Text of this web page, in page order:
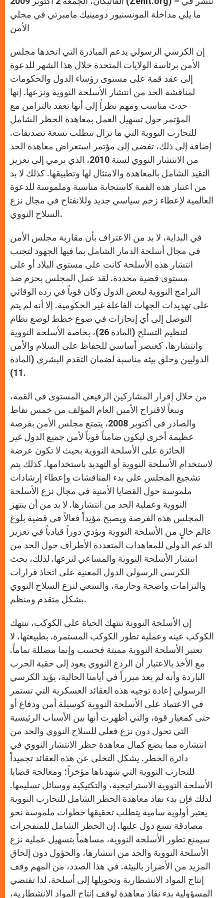
p e
r
k
ما يلي مداخلة المونسنيور دومينيك مامبرتي في مجلي
الأمن
إن الكرسي الرسولي يدعم المبادرة التي اتخذها مجلس
الأمن برئاسة الولايات المتحدة خلال هذا الشهر للدعوة
إلى عقد قمة على مستوى رؤساء الدول والحكومات
لمناقشة الحد من انتشار الأسلحة النووية ونزعها. إنها
حدث مناسب ومهم نظراً إلى أنها تعقد بالتزامن مع
المؤتمر حول تسهيل العمل بمعاهدة الحظر الشامل
للتجارب النووية التي ما تزال تتطلب تسعة تصديقات.
إضافة إلى ذلك، تفضي إلى مؤتمر استعراض معاهدة الحد
من الانتشار النووي لسنة 2010، الذي يرمي إلى تعزيز
التقيد الشامل بالمعاهدة والامتثال لها وتطبيقها. كذلك لا بد
من اعتبار هذه القمة كاستجابة مناسبة وملموسة للدعوة
العالمية لإعطاء زخم سياسي جديد وللانفتاح في مجال نزع
السلاح النووي.
في البداية، لا بد من الاعتراف بأن مقاربة مجلس الأمن
في مجال أسلحة الدمار الشامل بما فيها الجهود لتجنب
انتشار هذه الأسلحة كانت على مستوى البلاد أو على
مستوى قضية محددة. لقد عمل المجلس بحزم ضد
البرامج النووية لبعض الدول وكان قوياً في رده الوقائي
على تهديدات الجهات الفاعلة غير الحكومية. إلا أنه لم يتم
التوصل إلى أي إنجازات في صوغ خطط لوضع نظام
لتنظيم التسلح (المادة 26)، بخاصة الأسلحة النووية
وانتشارها، كعنصر أساسي للحفاظ على السلام والأمن
الدوليين وخلق بيئة مناسبة لضمان التقدم البشري (المادة
11).
من خلال إقرار المشاركين الرفيعي المستوى في القمة،
وتبعاً لاقتراح الأمين العام المؤلف من خمس نقاط
والصادر في أكتوبر 2008، يتمتع مجلس الأمن بفرصة
عظيمة أخرى ليكون ضامناً قوياً لأمن جميع الدول غير
الحائزة على الأسلحة النووية بحيث لا تكون عرضة
لاستخدام الأسلحة النووية أو التهديد باستخدامها. كذلك يتم
تشجيع المجلس على بدء المناقشات وإعطاء إرشادات
ملموسة حول القضايا الأمنية في مجال نزع الأسلحة
النووية وعملية الحد من انتشارها. لا بد من أن ينتهز
المجلس هذه الفرصة ويصبح مؤيداً فعالاً في قضية بلوغ
عالم خالٍ من الأسلحة النووية ويؤدي دوراً قيادياً في تعزيز
الدعم الدولي للمعاهدات المتعددة الأطراف حول الحد من
انتشار الأسلحة النووية والمساعي لنزعها. لذلك، يحث
الكرسي الرسولي الدول المعنية على اتخاذ قرارات
والتزامات واضحة وحازمة، والسعي لنزع السلاح النووي
بشكل متقدم ومنظم.
إن الأسلحة النووية تنتهك الحياة على الكوكب، تنتهك
الكوكب عينه وعملية تطور الكوكب المستمرة. بطبيعتها، لا
تعتبر الأسلحة النووية مميتة فحسب وإنما مضللة تماماً.
مع الأخذ بالاعتبار أن الردع النووي يعود إلى حقبة الحرب
الباردة وأنه لم يعد مبرراً في أيامنا الحالية، يؤيد الكرسي
الرسولي إعادة توجيه هذه العقائد العسكرية التي تستمر
في الاعتماد على الأسلحة النووية كوسيلة أمن ودفاع أو
حتى كمعيار قوة، والتي أظهرت أنها بين الأسباب الرئيسية
التي تحول دون نزع فعلي للسلاح النووي والحد من
انتشاره مما يضع كمال معاهدة حظر الانتشار النووي في
دائرة الخطر. يشكل التخلي عن هذه العقائد تجميداً
للتجارب النووية التي شهدناها مؤخراً؛ ومعالجة قضايا
الأسلحة النووية الاستراتيجية، والتكتيكية ووسائل تسليمها.
لذلك فإن بدء نفاذ معاهدة الحظر الشامل للتجارب النووية
يعتبر أولوية سامية يتطلب تحقيقها خطوات ملموسة نحو
مصادقة تسع دول عليها. إن الحظر الشامل للمتفجرات
سيمنع تطور الأسلحة النووية، مساهماً بتسهيل عملية نزع
الأسلحة النووية والحد من انتشارها، والحؤول دون إلحاق
المزيد من الأضرار بالبيئة. في هذا الصدد، من المهم وقف
إنتاج المواد الانشطارية وتحويلها إلى أسلحة. لذا تقتضي
المسؤولية بدء نفاذ معاهدة لوقف إنتاج المواد الانشطارية،